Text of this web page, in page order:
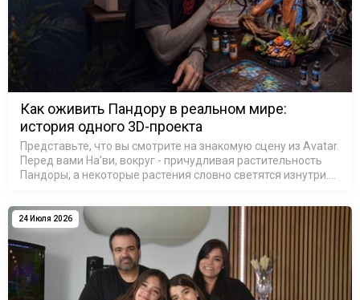
Как оживить Пандору в реальном мире:
история одного 3D-проекта
Представьте, что вы смотрите на знакомую сцену из Avatar.
Перед вами На’ви, вокруг - причудливая растительность
Пандоры, а некоторые растения словно светятся изнутри.
резул…
24 Июля 2026